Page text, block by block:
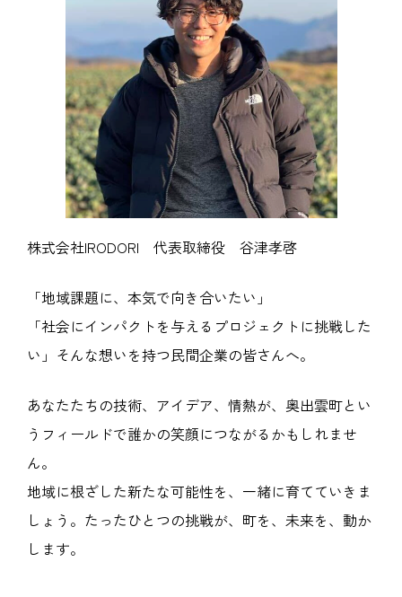
株式会社IRODORI 代表取締役 谷津孝啓
「地域課題に、本気で向き合いたい」
「社会にインパクトを与えるプロジェクトに挑戦した
い」そんな想いを持つ民間企業の皆さんへ。
あなたたちの技術、アイデア、情熱が、奥出雲町とい
うフィールドで誰かの笑顔につながるかもしれませ
ん。
地域に根ざした新たな可能性を、一緒に育てていきま
しょう。たったひとつの挑戦が、町を、未来を、動か
します。